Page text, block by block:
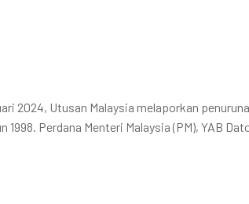
2024, Utusan Malaysia melaporkan
Perdana Menteri Malaysia (PM), YAB